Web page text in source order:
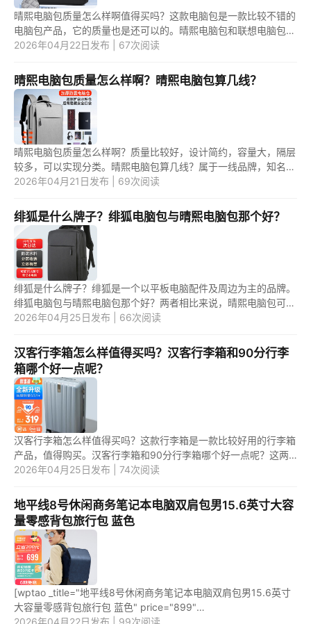
晴熙电脑包质量怎么样啊值得买吗？这款电脑包是一款比较不错的
电脑包产品，它的质量也是还可以的。晴熙电脑包和联想电脑包哪
个好用一点？这两款电脑包产品中，应该是第二款电脑包更好用一
2026年04月22日发布 | 67次阅读
晴熙电脑包质量怎么样啊？晴熙电脑包算几线？
晴熙电脑包质量怎么样啊？质量比较好，设计简约，容量大，隔层
较多，可以实现分类。晴熙电脑包算几线？属于一线品牌，知名度
较高。 1.晴熙电脑包质量怎么样啊？ 晴熙电脑包质量较好，根据
2026年04月21日发布 | 69次阅读
绯狐是什么牌子？绯狐电脑包与晴熙电脑包那个好？
绯狐是什么牌子？绯狐是一个以平板电脑配件及周边为主的品牌。
绯狐电脑包与晴熙电脑包那个好？两者相比来说，晴熙电脑包可能
要好一点，晴熙电脑包比较厚实，知名度较高，质量有保障。 1.绯
2026年04月25日发布 | 66次阅读
汉客行李箱怎么样值得买吗？汉客行李箱和90分行李
箱哪个好一点呢？
汉客行李箱怎么样值得买吗？这款行李箱是一款比较好用的行李箱
产品，值得购买。汉客行李箱和90分行李箱哪个好一点呢？这两
款行李箱产品中，应该是第一款行李箱更好用一些。 1.汉客行李箱
2026年04月25日发布 | 74次阅读
地平线8号休闲商务笔记本电脑双肩包男15.6英寸大容
量零感背包旅行包 蓝色
[wptao _title="地平线8号休闲商务笔记本电脑双肩包男15.6英寸
大容量零感背包旅行包 蓝色" price="899"
url="https://item.jd.com/100011556259.html"
2026年04月22日发布 | 99次阅读